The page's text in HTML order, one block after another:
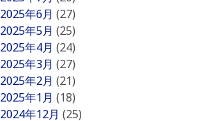
2025年6月 (27)
2025年5月 (25)
2025年4月 (24)
2025年3月 (27)
2025年2月 (21)
2025年1月 (18)
2024年12月 (25)